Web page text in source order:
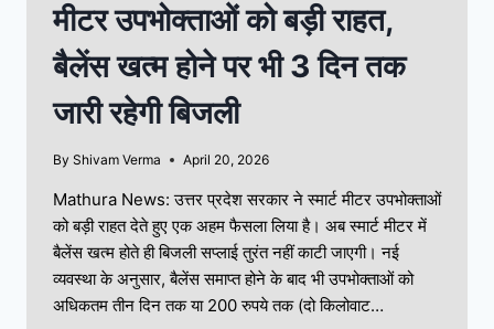
मीटर उपभोक्ताओं को बड़ी राहत,
बैलेंस खत्म होने पर भी 3 दिन तक
जारी रहेगी बिजली
By Shivam Verma April 20, 2026
Mathura News: उत्तर प्रदेश सरकार ने स्मार्ट मीटर उपभोक्ताओं
को बड़ी राहत देते हुए एक अहम फैसला लिया है। अब स्मार्ट मीटर में
बैलेंस खत्म होते ही बिजली सप्लाई तुरंत नहीं काटी जाएगी। नई
व्यवस्था के अनुसार, बैलेंस समाप्त होने के बाद भी उपभोक्ताओं को
अधिकतम तीन दिन तक या 200 रुपये तक (दो किलोवाट…